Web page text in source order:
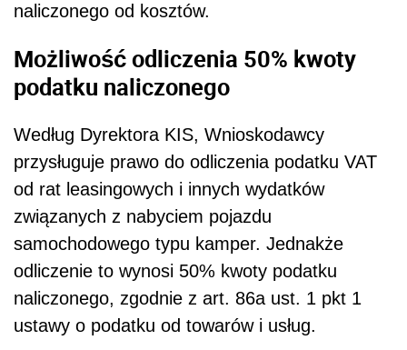
naliczonego od kosztów.
Możliwość odliczenia 50% kwoty
podatku naliczonego
Według Dyrektora KIS, Wnioskodawcy
przysługuje prawo do odliczenia podatku VAT
od rat leasingowych i innych wydatków
związanych z nabyciem pojazdu
samochodowego typu kamper. Jednakże
odliczenie to wynosi 50% kwoty podatku
naliczonego, zgodnie z art. 86a ust. 1 pkt 1
ustawy o podatku od towarów i usług.